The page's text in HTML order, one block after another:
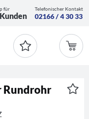
für Telefonischer Kontakt
02166 / 4 30 33
Rundrohr